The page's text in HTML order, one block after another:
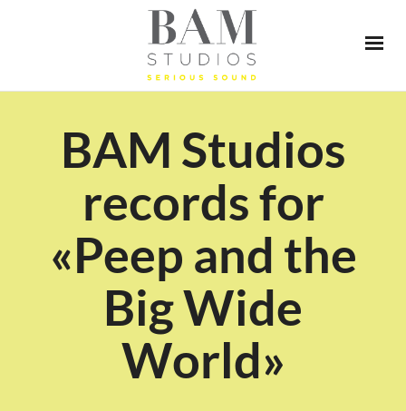
BAM Studios
records for
«Peep and the
Big Wide
World»